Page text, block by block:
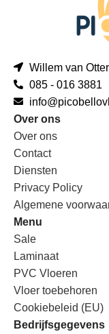
Willem van
085 - 016 3881
Over ons
Over ons
Contact
Diensten
Privacy Policy
Algemene
Menu
Sale
Laminaat
PVC Vloeren
Vloer toebehoren
Cookiebeleid (EU)
Bedrijfsgegevens